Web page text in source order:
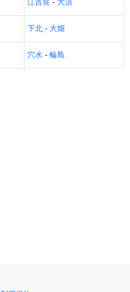
江吉良 - 大須
下北 - 大畑
穴水 - 輪島